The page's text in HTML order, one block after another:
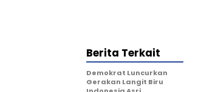
Berita Terkait
Demokrat Luncurkan
Gerakan Langit Biru